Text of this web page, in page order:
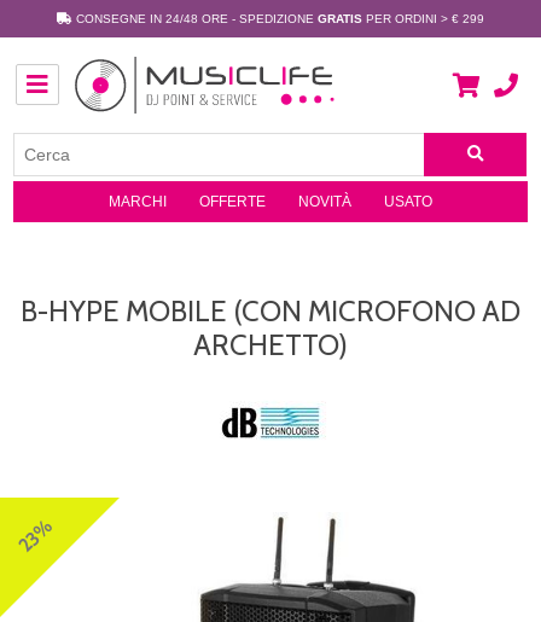
CONSEGNE IN 24/48 ORE - SPEDIZIONE GRATIS PER ORDINI > € 299
MARCHI OFFERTE NOVITÀ USATO
B-HYPE MOBILE (CON MICROFONO AD
ARCHETTO)
23%